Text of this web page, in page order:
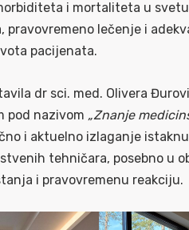
i mortaliteta u
pravovremeno lečenje i
pacijenata.
dr sci. med. Olivera
pod nazivom „Znanje
i aktuelno izlaganje
tehničara, posebno u
i pravovremenu reakciju.